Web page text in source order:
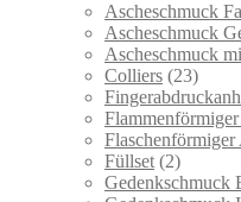
Ascheschmuck
Ascheschmuck
Ascheschmuck
Colliers (23)
Flaschenförmiger
Füllset (2)
Gedenkschmuck